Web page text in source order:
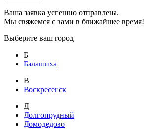
Ваша заявка успешно отправлена.
Мы свяжемся с вами в ближайшее время!
Выберите ваш город
Б
Балашиха
В
Воскресенск
Д
Долгопрудный
Домодедово